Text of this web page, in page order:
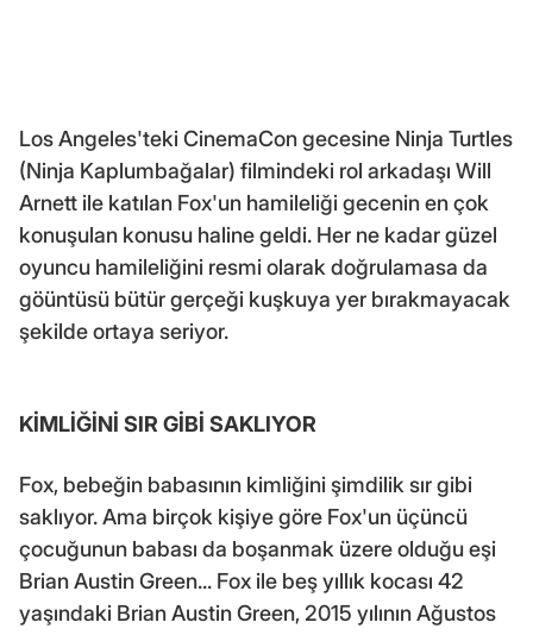
Los Angeles'teki CinemaCon gecesine Ninja Turtles
(Ninja Kaplumbağalar) filmindeki rol arkadaşı Will
Arnett ile katılan Fox'un hamileliği gecenin en çok
konuşulan konusu haline geldi. Her ne kadar güzel
oyuncu hamileliğini resmi olarak doğrulamasa da
göüntüsü bütür gerçeği kuşkuya yer bırakmayacak
şekilde ortaya seriyor.
KİMLİĞİNİ SIR GİBİ SAKLIYOR
Fox, bebeğin babasının kimliğini şimdilik sır gibi
saklıyor. Ama birçok kişiye göre Fox'un üçüncü
çocuğunun babası da boşanmak üzere olduğu eşi
Brian Austin Green... Fox ile beş yıllık kocası 42
yaşındaki Brian Austin Green, 2015 yılının Ağustos